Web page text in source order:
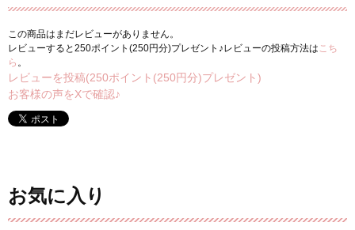
この商品はまだレビューがありません。
レビューすると250ポイント(250円分)プレゼント♪レビューの投稿方法は こち
ら 。
レビューを投稿(250ポイント(250円分)プレゼント)
お客様の声をXで確認♪
お気に入り